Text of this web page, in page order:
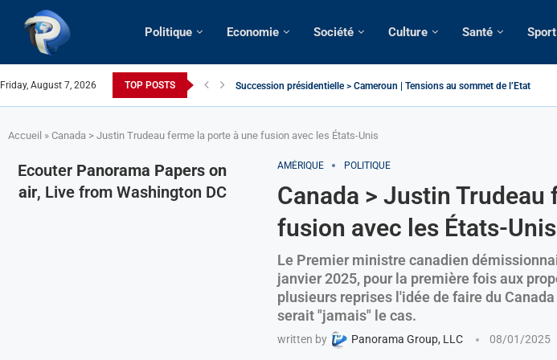
Politique Economie Société Culture Santé Sport
Friday, August 7, 2026 TOP POSTS Succession présidentielle > Cameroun | Tensions au sommet de l’Etat: Le...
Accueil » Canada > Justin Trudeau ferme la porte à une fusion avec les États-Unis
AMÉRIQUE POLITIQUE
Canada > Justin
fusion avec les États-Unis
Le Premier ministre canadien
janvier 2025, pour la première fois aux
plusieurs reprises l'idée de faire du
serait "jamais" le cas.
written by Panorama Group, LLC 08/01/2025
Ecouter Panorama Papers on
air, Live from Washington DC